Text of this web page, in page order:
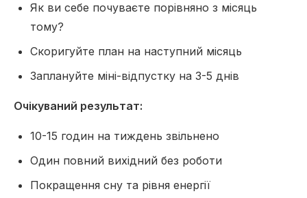
Як ви себе почуваєте порівняно з місяць
тому?
Скоригуйте план на наступний місяць
Заплануйте міні-відпустку на 3-5 днів
Очікуваний результат:
10-15 годин на тиждень звільнено
Один повний вихідний без роботи
Покращення сну та рівня енергії